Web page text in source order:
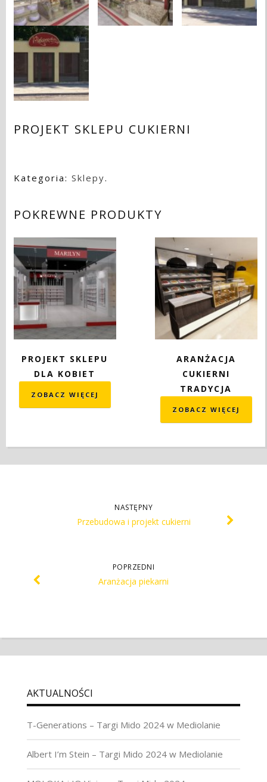
PROJEKT SKLEPU CUKIERNI
Kategoria:Sklepy.
POKREWNE PRODUKTY
PROJEKT SKLEPU
DLA KOBIET
ZOBACZ WIĘCEJ
ARANŻACJA
CUKIERNI
TRADYCJA
ZOBACZ WIĘCEJ
NASTĘPNY
Przebudowa i projekt cukierni
POPRZEDNI
Aranżacja piekarni
AKTUALNOŚCI
T-Generations – Targi Mido 2024 w Mediolanie
Albert I’m Stein – Targi Mido 2024 w Mediolanie